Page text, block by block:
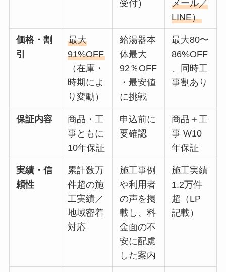
受付）
メール／
LINE）
価格・割
引
最大
91%OFF
（在庫・
時期によ
り変動）
給湯器本
体最大
92％OFF
・最安値
に挑戦
最大80〜
86%OFF
、同時工
事割あり
保証内容
商品・工
事ともに
10年保証
申込前に
要確認
商品＋工
事 W10
年保証
実績・信
頼性
累計数万
件超の施
工実績／
地域密着
対応
施工事例
や利用者
の声を掲
載し、料
金面の不
安に配慮
した案内
施工実績
1.2万件
超（LP
記載）